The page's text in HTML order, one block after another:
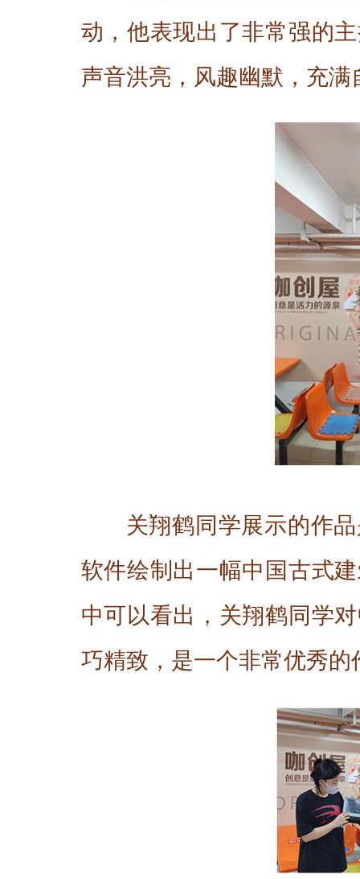
动，他表现出了非常强的
声音洪亮，风趣幽默，充满
关翔鹤同学展示的作
软件绘制出一幅中国古式
中可以看出，关翔鹤同学
巧精致，是一个非常优秀